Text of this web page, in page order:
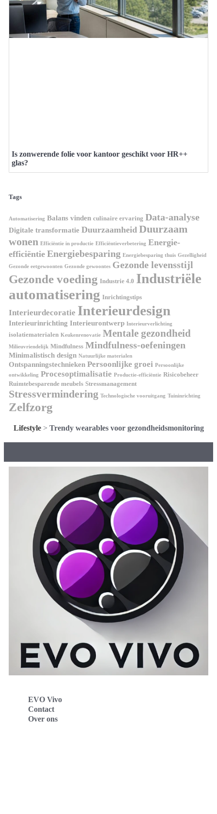
Is zonwerende folie voor kantoor geschikt voor HR++
glas?
Tags
Automatisering Balans vinden culinaire ervaring Data-analyse
Digitale transformatie Duurzaamheid Duurzaam
wonen Efficiëntie in productie Efficiëntieverbetering Energie-
efficiëntie Energiebesparing Energiebesparing thuis Gezelligheid
Gezonde eetgewoonten Gezonde gewoontes Gezonde levensstijl
Gezonde voeding Industrie 4.0 Industriële
automatisering Inrichtingstips
Interieurdecoratie Interieurdesign
Interieurinrichting Interieurontwerp Interieurverlichting
isolatiematerialen Keukenrenovatie Mentale gezondheid
Milieuvriendelijk Mindfulness Mindfulness-oefeningen
Minimalistisch design Natuurlijke materialen
Ontspanningstechnieken Persoonlijke groei Persoonlijke
ontwikkeling Procesoptimalisatie Productie-efficiëntie Risicobeheer
Ruimtebesparende meubels Stressmanagement
Stressvermindering Technologische vooruitgang Tuininrichting
Zelfzorg
Lifestyle> Trendy wearables voor gezondheidsmonitoring
EVO Vivo
Contact
Over ons